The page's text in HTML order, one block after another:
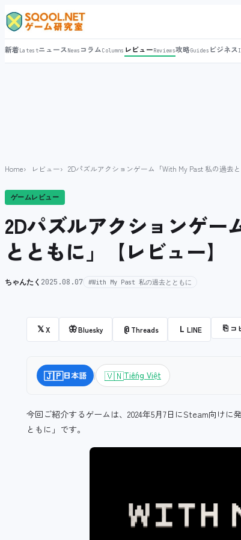
新着LatestニュースNews コラムColumns レビューReviews攻略Guides ビジネス
Home レビュー 2Dパズルアクションゲーム「With My Past 私の過去
ゲームレビュー
2Dパズルアクションゲー
とともに」【レビュー】
ちゃんたく 2025.08.07 #With My Past 私の過去とともに
𝕏X 🦋Bluesky @ Threads L LINE ⎘ コ
🇯🇵日本語 | 🇻🇳Tiếng Việt
今回ご紹介するゲームは、2024年5月7日にSteam向け
ともに」です。